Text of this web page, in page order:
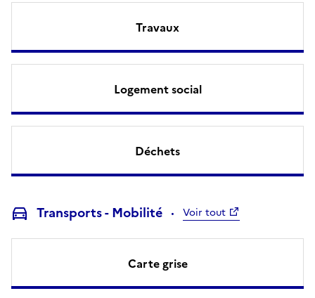
Travaux
Logement social
Déchets
Transports - Mobilité Voir tout
Carte grise